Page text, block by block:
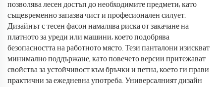
позволява лесен достъп до необходимите предмети, като
същевременно запазва чист и професионален силует.
Дизайнът с тесен фасон намалява риска от закачане на
платното за уреди или машини, което подобрява
безопасността на работното място. Тези панталони изискват
минимално поддържане, като повечето версии притежават
свойства за устойчивост към бръчки и петна, което ги прави
практични за ежедневна употреба. Универсалният дизайн